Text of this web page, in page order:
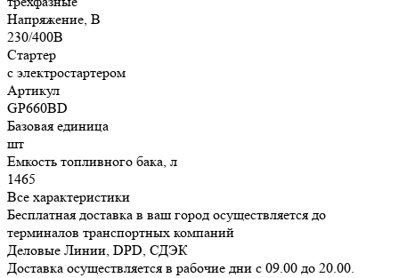
Напряжение, В
230/400В
Стартер
с электростартером
Артикул
GP660BD
Базовая единица
шт
Емкость топливного бака, л
1465
Все характеристики
Бесплатная доставка в ваш город осуществляется до
терминалов транспортных компаний
Деловые Линии, DPD, СДЭК
Доставка осуществляется в рабочие дни с 09.00 до 20.00.